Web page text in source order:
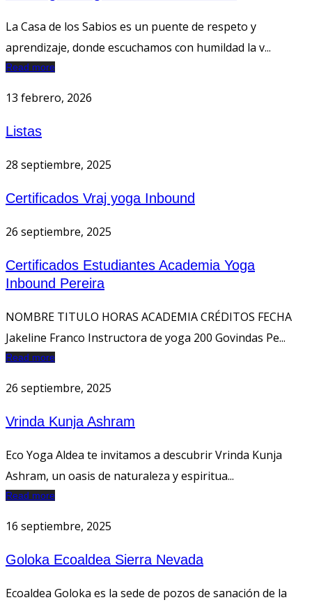
La Casa de los Sabios es un puente de respeto y
aprendizaje, donde escuchamos con humildad la v...
Read more
13 febrero, 2026
Listas
28 septiembre, 2025
Certificados Vraj yoga Inbound
26 septiembre, 2025
Certificados Estudiantes Academia Yoga
Inbound Pereira
NOMBRE TITULO HORAS ACADEMIA CRÉDITOS FECHA
Jakeline Franco Instructora de yoga 200 Govindas Pe...
Read more
26 septiembre, 2025
Vrinda Kunja Ashram
Eco Yoga Aldea te invitamos a descubrir Vrinda Kunja
Ashram, un oasis de naturaleza y espiritua...
Read more
16 septiembre, 2025
Goloka Ecoaldea Sierra Nevada
Ecoaldea Goloka es la sede de pozos de sanación de la